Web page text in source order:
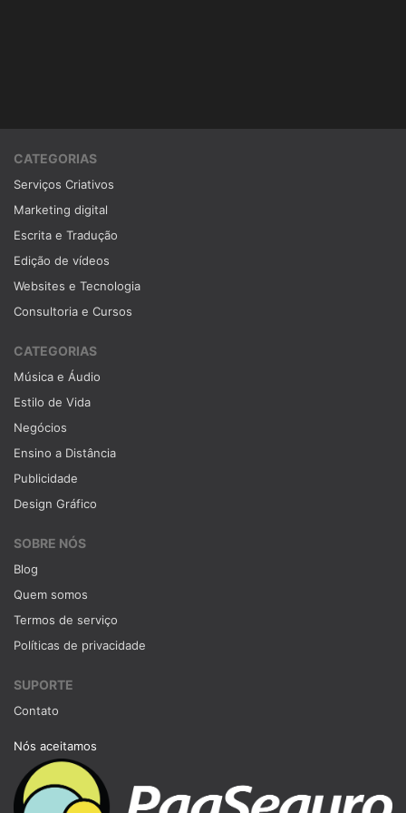
CATEGORIAS
Serviços Criativos
Marketing digital
Escrita e Tradução
Edição de vídeos
Websites e Tecnologia
Consultoria e Cursos
CATEGORIAS
Música e Áudio
Estilo de Vida
Negócios
Ensino a Distância
Publicidade
Design Gráfico
SOBRE NÓS
Blog
Quem somos
Termos de serviço
Políticas de privacidade
SUPORTE
Contato
Nós aceitamos